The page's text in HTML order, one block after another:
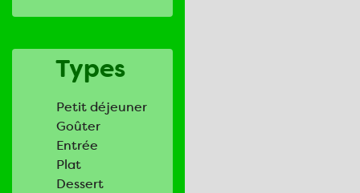
Types
Petit déjeuner
Goûter
Entrée
Plat
Dessert